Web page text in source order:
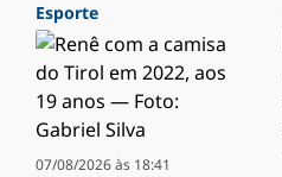
Esporte
07/08/2026 às 18:41